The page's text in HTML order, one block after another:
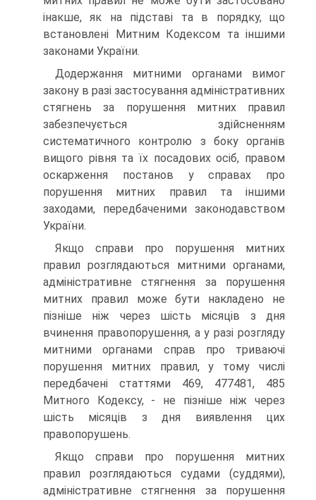
інакше, як на підставі та в порядку, що
встановлені Митним Кодексом та іншими
законами України.
Додержання митними органами вимог
закону в разі застосування адміністративних
стягнень за порушення митних правил
забезпечується здійсненням
систематичного контролю з боку органів
вищого рівня та їх посадових осіб, правом
оскарження постанов у справах про
порушення митних правил та іншими
заходами, передбаченими законодавством
України.
Якщо справи про порушення митних
правил розглядаються митними органами,
адміністративне стягнення за порушення
митних правил може бути накладено не
пізніше ніж через шість місяців з дня
вчинення правопорушення, а у разі розгляду
митними органами справ про триваючі
порушення митних правил, у тому числі
передбачені статтями 469, 477­481, 485
Митного Кодексу, - не пізніше ніж через
шість місяців з дня виявлення цих
правопорушень.
Якщо справи про порушення митних
правил розглядаються судами (суддями),
адміністративне стягнення за порушення